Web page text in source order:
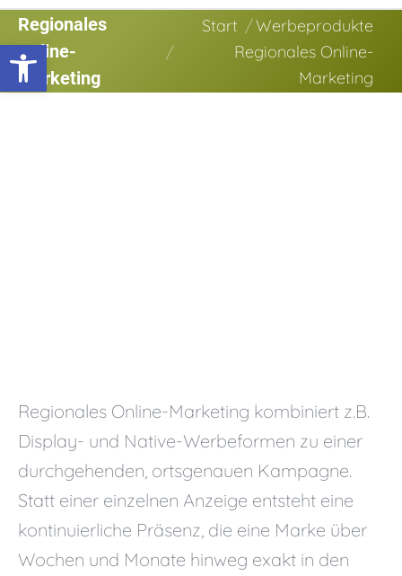
Regionales
Online-
Marketing
Sie befinden sich hier:
Start
Werbeprodukte
Regionales Online-
Marketing
Regionales Online-Marketing kombiniert z.B.
Display- und Native-Werbeformen zu einer
durchgehenden, ortsgenauen Kampagne.
Statt einer einzelnen Anzeige entsteht eine
kontinuierliche Präsenz, die eine Marke über
Wochen und Monate hinweg exakt in den
Werkzeugleiste öffnen